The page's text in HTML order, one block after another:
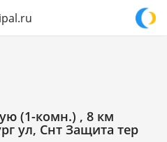
(1-комн.) , 8 км
ул, Снт Защита тер